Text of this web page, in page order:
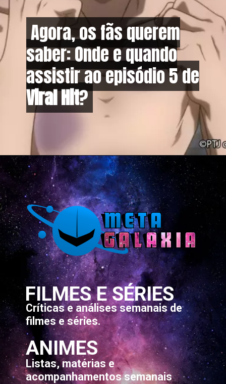
Agora, os fãs querem
saber: Onde e quando
assistir ao episódio 5 de
Viral Hit?
Agora, os fãs querem
saber: Onde e quando
assistir ao episódio 5 de
Viral Hit?
Opening https://metagalaxia.com.br/anime-e-manga/quando-e-onde-poderemos-assistir-ao-episodio-5-de-viral-hit/
FILMES E SÉRIES
Críticas e análises semanais de
filmes e séries.
ANIMES
Listas, matérias e
acompanhamentos semanais